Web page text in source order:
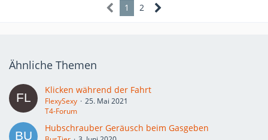
1 2
Ähnliche Themen
Klicken während der Fahrt
FlexySexy
25. Mai 2021
T4-Forum
Hubschrauber Geräusch beim Gasgeben